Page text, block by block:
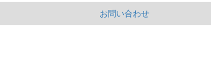
お問い合わせ